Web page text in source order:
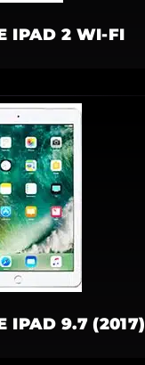
IPAD 2 WI-FI
IPAD 9.7 (2017)